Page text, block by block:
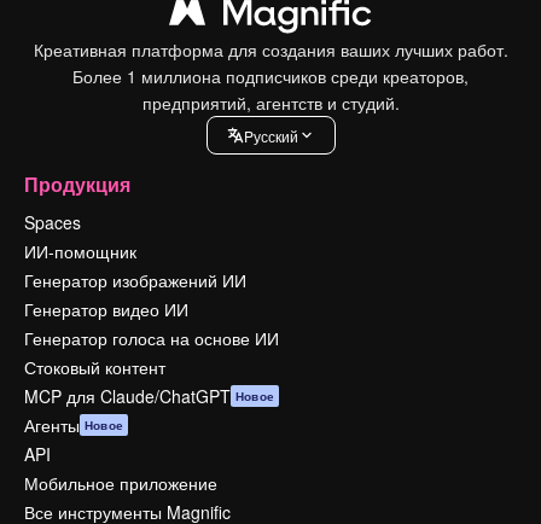
Креативная платформа для создания ваших лучших работ.
Более 1 миллиона подписчиков среди креаторов,
предприятий, агентств и студий.
Pусский
Продукция
Spaces
ИИ-помощник
Генератор изображений ИИ
Генератор видео ИИ
Генератор голоса на основе ИИ
Стоковый контент
MCP для Claude/ChatGPT Новое
Агенты Новое
API
Мобильное приложение
Все инструменты Magnific